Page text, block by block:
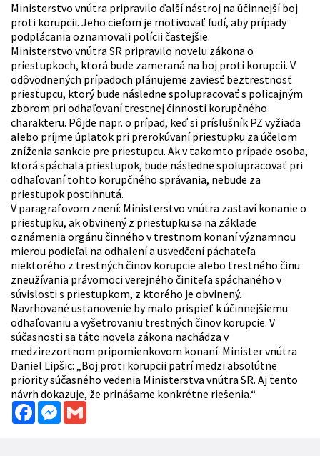
Ministerstvo vnútra pripravilo ďalší nástroj na účinnejší boj
proti korupcii. Jeho cieľom je motivovať ľudí, aby prípady
podplácania oznamovali polícii častejšie.
Ministerstvo vnútra SR pripravilo novelu zákona o
priestupkoch, ktorá bude zameraná na boj proti korupcii. V
odôvodnených prípadoch plánujeme zaviesť beztrestnosť
priestupcu, ktorý bude následne spolupracovať s policajným
zborom pri odhaľovaní trestnej činnosti korupčného
charakteru. Pôjde napr. o prípad, keď si príslušník PZ vyžiada
alebo príjme úplatok pri prerokúvaní priestupku za účelom
zníženia sankcie pre priestupcu. Ak v takomto prípade osoba,
ktorá spáchala priestupok, bude následne spolupracovať pri
odhaľovaní tohto korupčného správania, nebude za
priestupok postihnutá.
V paragrafovom znení: Ministerstvo vnútra zastaví konanie o
priestupku, ak obvinený z priestupku sa na základe
oznámenia orgánu činného v trestnom konaní významnou
mierou podieľal na odhalení a usvedčení páchateľa
niektorého z trestných činov korupcie alebo trestného činu
zneužívania právomoci verejného činiteľa spáchaného v
súvislosti s priestupkom, z ktorého je obvinený.
Navrhované ustanovenie by malo prispieť k účinnejšiemu
odhaľovaniu a vyšetrovaniu trestných činov korupcie. V
súčasnosti sa táto novela zákona nachádza v
medzirezortnom pripomienkovom konaní. Minister vnútra
Daniel Lipšic: „Boj proti korupcii patrí medzi absolútne
priority súčasného vedenia Ministerstva vnútra SR. Aj tento
návrh dokazuje, že prinášame konkrétne riešenia.“
FacebookMessenger